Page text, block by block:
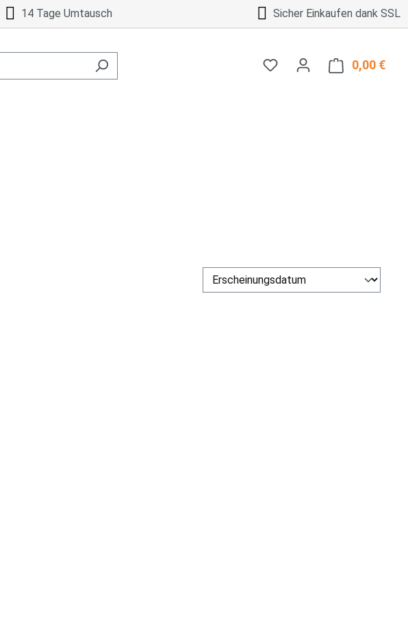
14 Tage Umtausch Sicher Einkaufen dank SSL
0,00 €